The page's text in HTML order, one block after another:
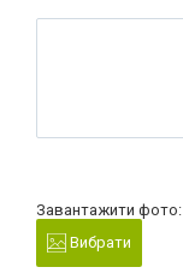
Завантажити фото:
Вибрати